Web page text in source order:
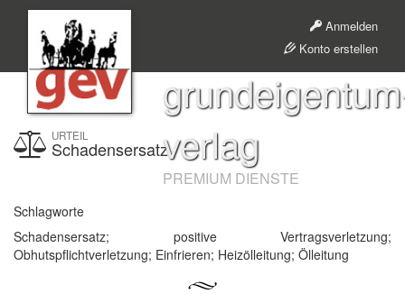
Anmelden
Konto erstellen
verlag
PREMIUM DIENSTE
URTEIL
Schadensersatz
Schlagworte
Schadensersatz; positive Vertragsverletzung;
Obhutspflichtverletzung; Einfrieren; Heizölleitung; Ölleitung